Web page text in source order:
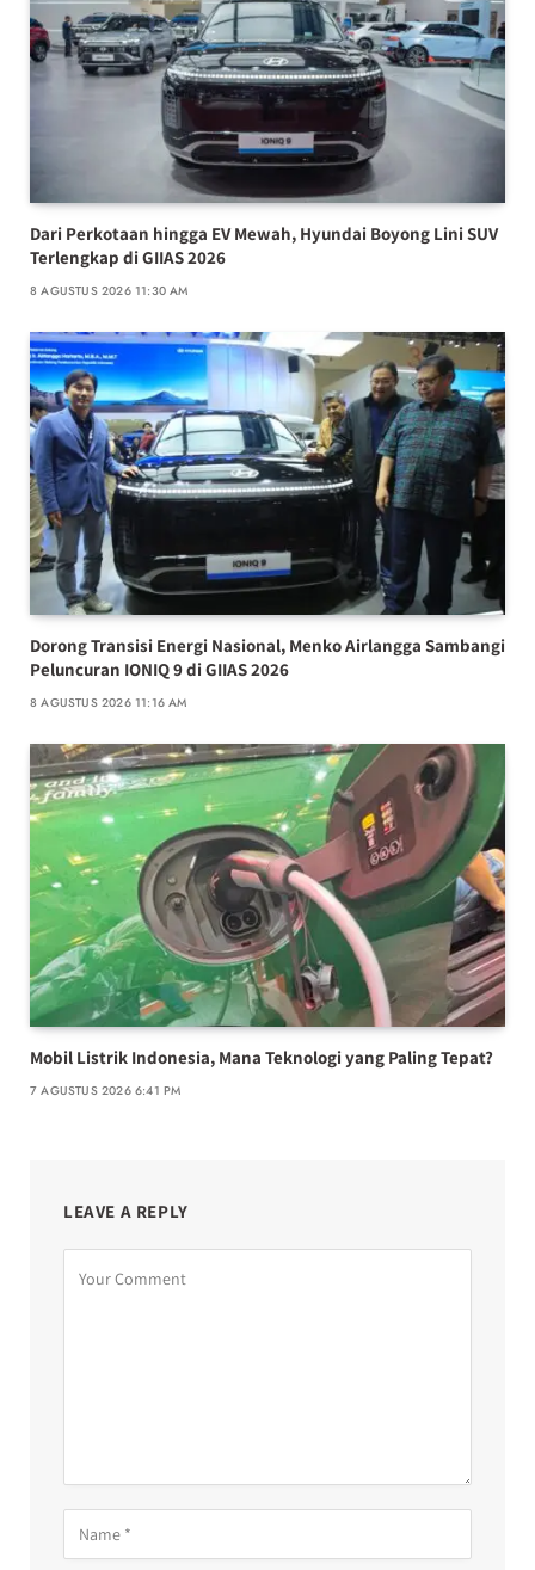
Dari Perkotaan hingga EV Mewah, Hyundai Boyong Lini SUV
Terlengkap di GIIAS 2026
8 AGUSTUS 2026 11:30 AM
Dorong Transisi Energi Nasional, Menko Airlangga Sambangi
Peluncuran IONIQ 9 di GIIAS 2026
8 AGUSTUS 2026 11:16 AM
Mobil Listrik Indonesia, Mana Teknologi yang Paling Tepat?
7 AGUSTUS 2026 6:41 PM
LEAVE A REPLY